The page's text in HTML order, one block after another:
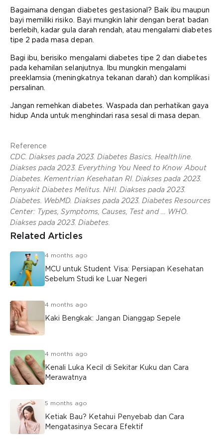
Bagaimana dengan diabetes gestasional? Baik ibu maupun
bayi memiliki risiko. Bayi mungkin lahir dengan berat badan
berlebih, kadar gula darah rendah, atau mengalami diabetes
tipe 2 pada masa depan.
Bagi ibu, berisiko mengalami diabetes tipe 2 dan diabetes
pada kehamilan selanjutnya. Ibu mungkin mengalami
preeklamsia (meningkatnya tekanan darah) dan komplikasi
persalinan.
Jangan remehkan diabetes. Waspada dan perhatikan gaya
hidup Anda untuk menghindari rasa sesal di masa depan.
Reference
CDC. Diakses pada 2023. Diabetes Basics. Healthline.
Diakses pada 2023. Everything You Need to Know About
Diabetes. Kementrian Kesehatan RI. Diakses pada 2023.
Penyakit Diabetes Melitus. NHI. Diakses pada 2023.
Diabetes. WebMD. Diakses pada 2023. Diabetes Resources
Center: Types, Symptoms, Causes, Test and … WHO.
Diakses pada 2023. Diabetes.
Related Articles
4 months ago
MCU untuk Student Visa: Persiapan Kesehatan
Sebelum Studi ke Luar Negeri
4 months ago
Kaki Bengkak: Jangan Dianggap Sepele
4 months ago
Kenali Luka Kecil di Sekitar Kuku dan Cara
Merawatnya
5 months ago
Ketiak Bau? Ketahui Penyebab dan Cara
Mengatasinya Secara Efektif